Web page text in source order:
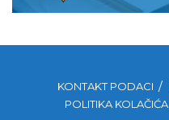
KONTAKT PODACI
POLITIKA KOLAČIĆA